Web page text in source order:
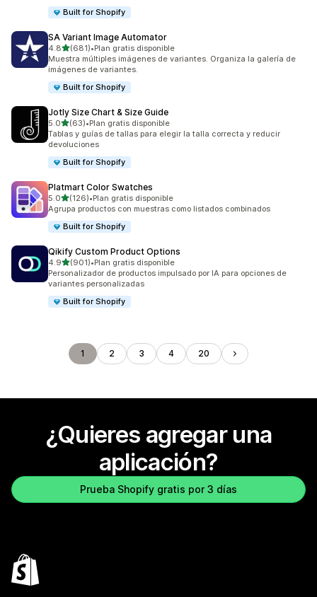
Built for Shopify
SA Variant Image Automator
4.8de 5 estrellas
(681)
681 reseñas en total
•Plan gratis disponible
Muestra múltiples imágenes de variantes. Organiza la galería de
imágenes de variantes.
Built for Shopify
Jotly Size Chart & Size Guide
5.0de 5 estrellas
(63)
63 reseñas en total
•Plan gratis disponible
Tablas y guías de tallas para elegir la talla correcta y reducir
devoluciones
Built for Shopify
Platmart Color Swatches
5.0de 5 estrellas
(126)
126 reseñas en total
•Plan gratis disponible
Agrupa productos con muestras como listados combinados
Built for Shopify
Qikify Custom Product Options
4.9de 5 estrellas
(901)
901 reseñas en total
•Plan gratis disponible
Personalizador de productos impulsado por IA para opciones de
variantes personalizadas
Built for Shopify
1 2 3 4 20
¿Quieres agregar una
aplicación?
Prueba Shopify gratis por 3 días